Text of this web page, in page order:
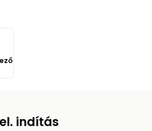
indítás